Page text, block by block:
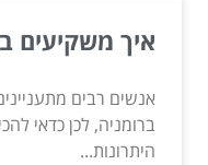
איך משקיעים
אנשים רבים
ברומניה, לכן כדאי
היתרונות...